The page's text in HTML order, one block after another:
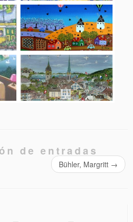
de entradas
Bühler, Margritt →